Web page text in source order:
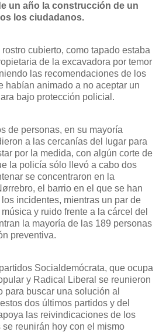
un año la construcción de un
los ciudadanos.
cubierto, como tapado estaba
de la excavadora por temor
las recomendaciones de los
habían animado a no aceptar un
bajo protección policial.
de personas, en su mayoría
a las cercanías del lugar para
por la medida, con algún corte de
la policía sólo llevó a cabo dos
se concentraron en la
el barrio en el que se han
incidentes, mientras un par de
y ruido frente a la cárcel del
la mayoría de las 189 personas
preventiva.
Socialdemócrata, que ocupa
y Radical Liberal se reunieron
para buscar una solución al
dos últimos partidos y del
las reivindicaciones de los
reunirán hoy con el mismo